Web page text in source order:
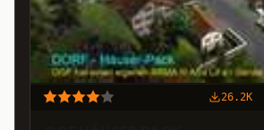
26.2K